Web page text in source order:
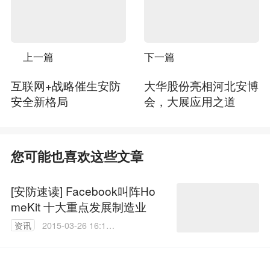
上一篇
互联网+战略催生安防
安全新格局
下一篇
大华股份亮相河北安博
会，大展应用之道
您可能也喜欢这些文章
[安防速读] Facebook叫阵Ho
meKit 十大重点发展制造业
资讯
2015-03-26 16:13: